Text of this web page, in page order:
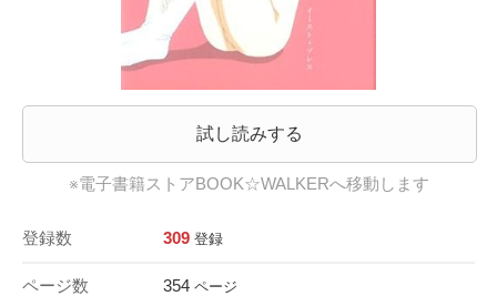
試し読みする
※電子書籍ストアBOOK☆WALKERへ移動します
登録数 309 登録
ページ数 354 ページ